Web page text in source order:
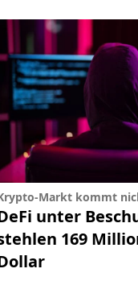
Markt kommt
unter
169